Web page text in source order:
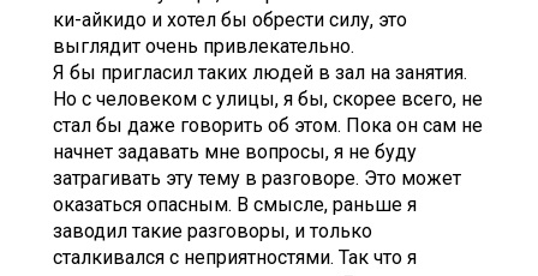
ки-айкидо и хотел бы обрести силу, это
выглядит очень привлекательно.
Я бы пригласил таких людей в зал на занятия.
Но с человеком с улицы, я бы, скорее всего, не
стал бы даже говорить об этом. Пока он сам не
начнет задавать мне вопросы, я не буду
затрагивать эту тему в разговоре. Это может
оказаться опасным. В смысле, раньше я
заводил такие разговоры, и только
сталкивался с неприятностями. Так что я